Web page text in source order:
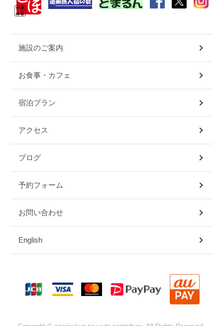
施設のご案内
お食事・カフェ
宿泊プラン
アクセス
ブログ
予約フォーム
お問い合わせ
English